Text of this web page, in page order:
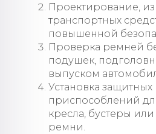
Проектирование,
транспортных
повышенной
Проверка ремней
подушек,
выпуском
Установка защитных
приспособлений
кресла, бустеры
ремни.